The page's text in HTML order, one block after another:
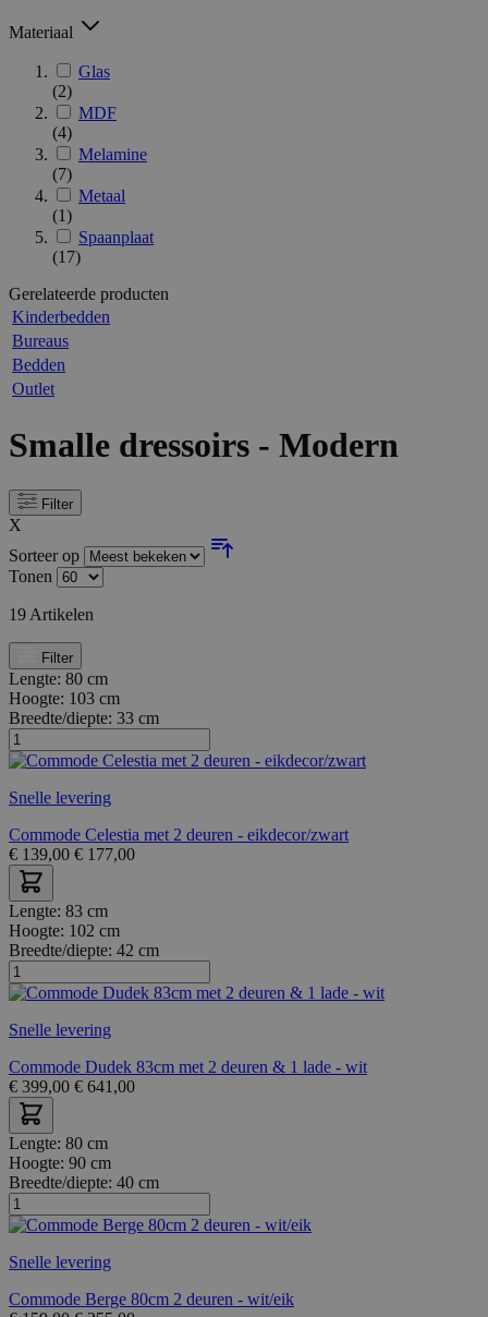
Materiaal
Glas
(2)
MDF
(4)
Melamine
(7)
Metaal
(1)
Spaanplaat
(17)
Gerelateerde producten
Kinderbedden
Bureaus
Bedden
Outlet
Smalle dressoirs - Modern
Filter
X
Sorteer op
Tonen
19 Artikelen
Filter
Lengte: 80 cm
Hoogte: 103 cm
Breedte/diepte: 33 cm
Snelle levering
Commode Celestia met 2 deuren - eikdecor/zwart
€ 139,00 € 177,00
Lengte: 83 cm
Hoogte: 102 cm
Breedte/diepte: 42 cm
Snelle levering
Commode Dudek 83cm met 2 deuren & 1 lade - wit
€ 399,00 € 641,00
Lengte: 80 cm
Hoogte: 90 cm
Breedte/diepte: 40 cm
Snelle levering
Commode Berge 80cm 2 deuren - wit/eik